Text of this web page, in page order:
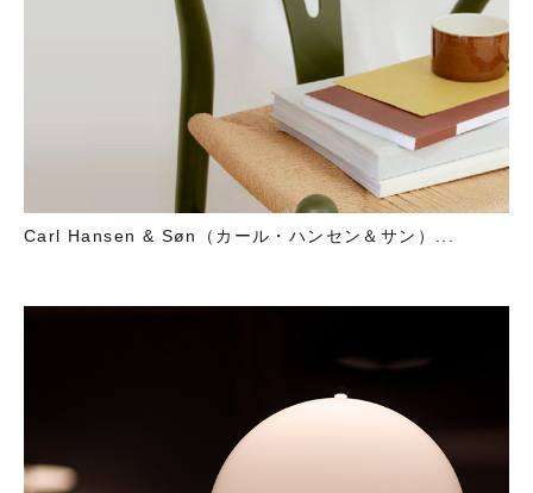
Carl Hansen & Søn（カール・ハンセン＆サン）...